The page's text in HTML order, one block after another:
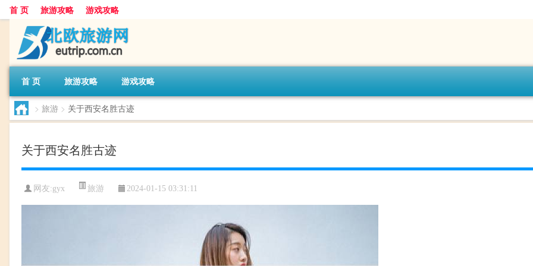
首 页 旅游攻略 游戏攻略
首 页 旅游攻略 游戏攻略
> 旅游 > 关于西安名胜古迹
关于西安名胜古迹
网友:gyx 旅游 2024-01-15 03:31:11